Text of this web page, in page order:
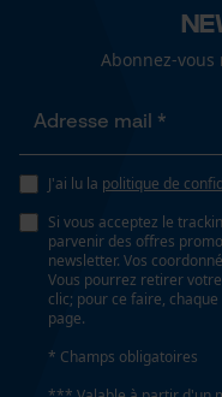
couleurs de
Type de poche
poches sur les
poches latérales
Abonnez-
J'ai lu la politique de
Si vous acceptez le
parvenir des offres
newsletter. Vos
Vous pourrez retirer
clic; pour ce faire,
page.
* Champs obligatoires